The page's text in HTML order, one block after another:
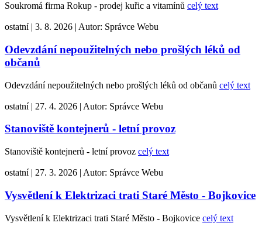
Soukromá firma Rokup - prodej kuřic a vitamínů celý text
ostatní | 3. 8. 2026 | Autor: Správce Webu
Odevzdání nepoužitelných nebo prošlých léků od
občanů
Odevzdání nepoužitelných nebo prošlých léků od občanů celý text
ostatní | 27. 4. 2026 | Autor: Správce Webu
Stanoviště kontejnerů - letní provoz
Stanoviště kontejnerů - letní provoz celý text
ostatní | 27. 3. 2026 | Autor: Správce Webu
Vysvětlení k Elektrizaci trati Staré Město - Bojkovice
Vysvětlení k Elektrizaci trati Staré Město - Bojkovice celý text